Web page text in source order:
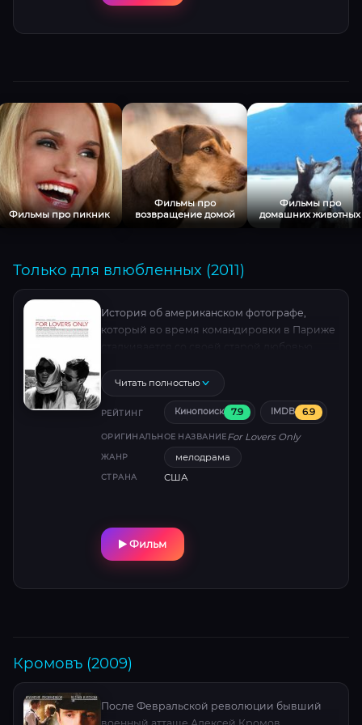
Фильмы про пикник
Фильмы про
возвращение домой
Фильмы про
домашних животных
Только для влюбленных (2011)
История об американском фотографе,
который во время командировки в Париже
серией интимных эпизодов, которые
постепенно раскрывают все больше
деталей об их непростых судьбах.
Читать полностью
РЕЙТИНГ Кинопоиск 7.9 IMDB 6.9
ОРИГИНАЛЬНОЕ НАЗВАНИЕFor Lovers Only
ЖАНР мелодрама
СТРАНА США
Фильм
Кромовъ (2009)
После Февральской революции бывший